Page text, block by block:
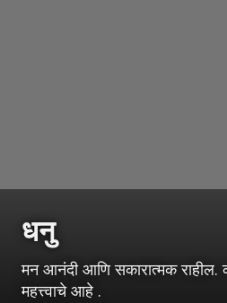
धनु
मन आनंदी आणि सकारात्मक राहील.
महत्त्वाचे आहे .